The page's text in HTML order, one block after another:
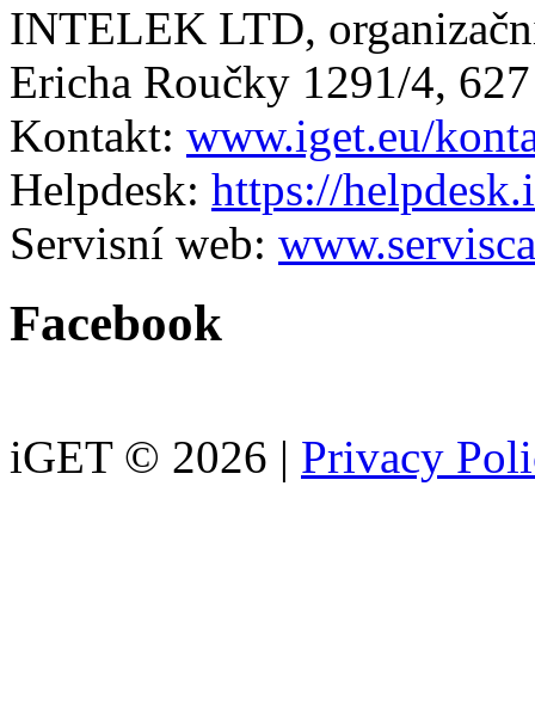
INTELEK LTD,
Ericha Roučky 1291/4,
Kontakt: www.iget.eu/
Helpdesk: https://
Servisní web:
Facebook
iGET © 2026 | Privacy